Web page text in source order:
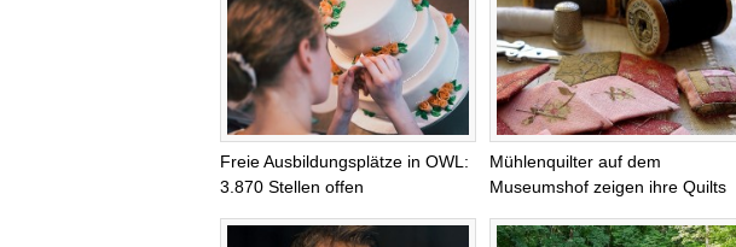
Freie Ausbildungsplätze in OWL:
3.870 Stellen offen
Mühlenquilter auf dem
Museumshof zeigen ihre Quilts